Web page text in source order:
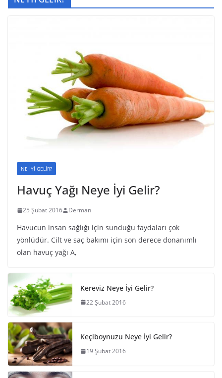
NE İYİ GELİR?
Havuç Yağı Neye İyi Gelir?
25 Şubat 2016 Derman
Havucun insan sağlığı için sunduğu faydaları çok
yönlüdür. Cilt ve saç bakımı için son derece donanımlı
olan havuç yağı A,
Kereviz Neye İyi Gelir?
22 Şubat 2016
Keçiboynuzu Neye İyi Gelir?
19 Şubat 2016